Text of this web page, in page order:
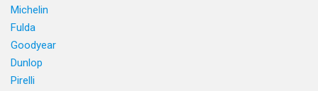
Michelin
Fulda
Goodyear
Dunlop
Pirelli